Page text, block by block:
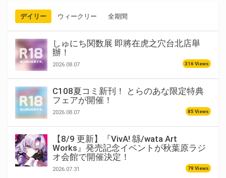
デイリー ウィークリー 全期間
しゅにち関数展 即將在虎之穴台北店舉
辦！
2026.08.07 316 Views
C108夏コミ新刊！ とらのあな限定特典
フェアが開催！
2026.08.07 85 Views
【8/9 更新】『VivA! 緜/wata Art
Works』発売記念イベントが秋葉原ラジ
オ会館で開催決定！
2026.07.31 79 Views